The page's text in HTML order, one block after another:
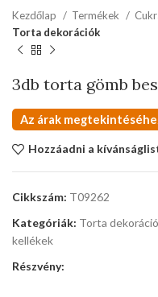
Kezdőlap Termékek
Torta dekorációk
3db torta gömb
Az árak
Hozzáadni a
Cikkszám: T09262
Kategóriák: Torta
kellékek
Részvény: